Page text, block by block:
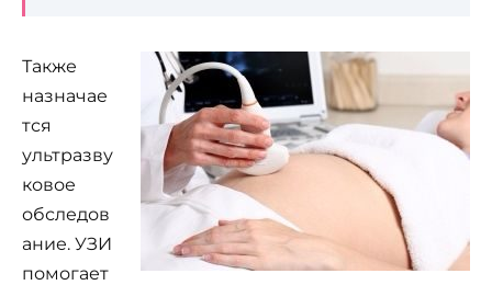
Также
назначае
тся
ультразву
ковое
обследов
ание. УЗИ
помогает